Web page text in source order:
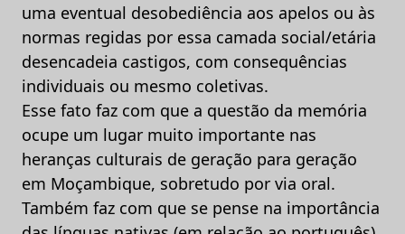
uma eventual desobediência aos apelos ou às
normas regidas por essa camada social/etária
desencadeia castigos, com consequências
individuais ou mesmo coletivas.
Esse fato faz com que a questão da memória
ocupe um lugar muito importante nas
heranças culturais de geração para geração
em Moçambique, sobretudo por via oral.
Também faz com que se pense na importância